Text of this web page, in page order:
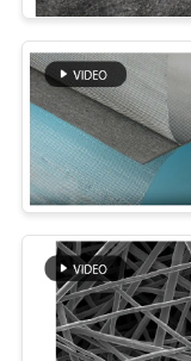
ФАБРИКИ
ПРОВЕРКА
КАЧЕСТВА
МЫ